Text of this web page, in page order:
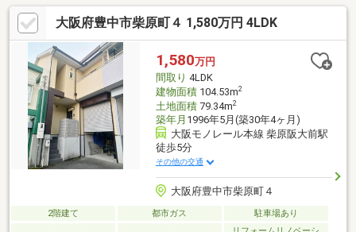
ぐに入居は出来ないため、リーズナブルな価格で販売をさせて頂
いております「今すぐ引越しを考えていないが将来的には」「価
格がこれ以上上昇する前に購入を検討したい」「相場よりリーズ
ナブルで購入をしたい」など...皆さまからのご相談お待ちしてお
ります。また、ご購入後に家賃収入として月々148000円が入って
きます将来のお子様の為にいかがでしょうか？
大阪府豊中市柴原町４ 1,580万円 4LDK
1,580万円
間取り 4LDK
建物面積104.53m2
土地面積79.34m2
築年月 1996年5月(築30年4ヶ月)
大阪モノレール本線 柴原阪大前駅
徒歩5分
その他の交通
大阪府豊中市柴原町４
2階建て 都市ガス 駐車場あり